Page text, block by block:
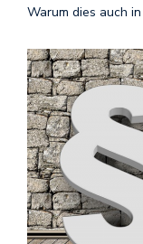
Warum dies auch